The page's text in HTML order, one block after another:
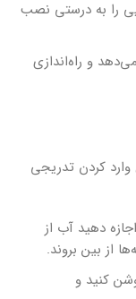
را به درستی نصب
و راه‌اندازی
کردن تدریجی
دهید آب از
از بین بروند.
کنید و